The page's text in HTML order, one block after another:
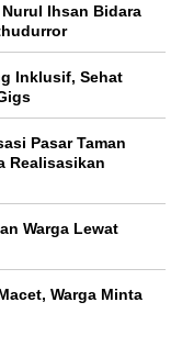
Ihsan Bidara
Inklusif, Sehat
Pasar Taman
Realisasikan
Warga Lewat
Warga Minta